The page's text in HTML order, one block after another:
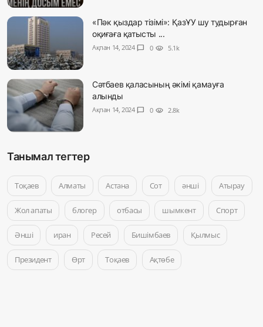
«Пәк қыздар тізімі»: ҚазҰУ шу тудырған
оқиғаға қатысты ...
Ақпан 14, 2024 chat_bubble 0 visibility 5.1k
Сәтбаев қаласының әкімі қамауға
алынды
Ақпан 14, 2024 chat_bubble 0 visibility 2.8k
Танымал тегтер
Тоқаев Алматы Астана Сот әнші Атырау
Жол апаты блогер отбасы шымкент Спорт
Әнші иран Ресей Бишімбаев Қылмыс
Президент Өрт Тоқаев Ақтөбе